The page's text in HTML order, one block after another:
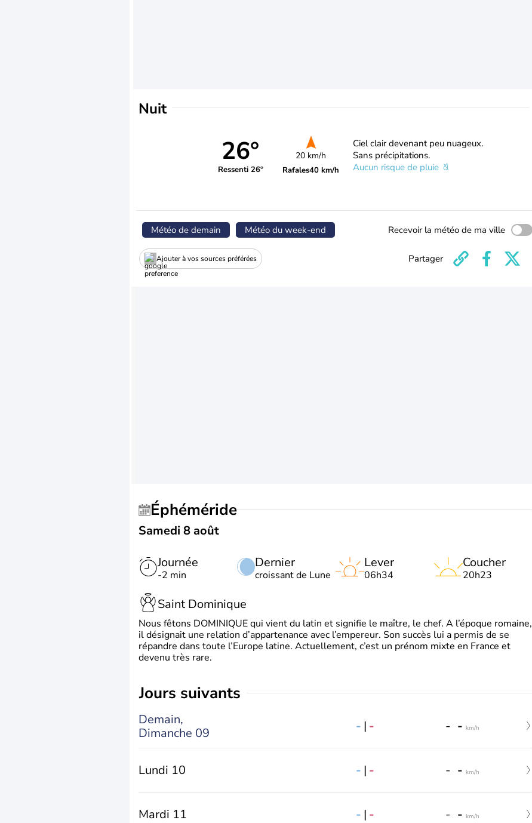
Nuit
26°
Ressenti 26°
20 km/h
Rafales40 km/h
Ciel clair devenant peu nuageux.
Sans précipitations.
Aucun risque de pluie
Météo de demain Météo du week-end Recevoir la météo de ma ville
Ajouter à vos sources préférées Partager
Éphéméride
Samedi 8 août
Journée
-2 min
Dernier
croissant de Lune
Lever
06h34
Coucher
20h23
Saint Dominique
Nous fêtons DOMINIQUE qui vient du latin et signifie le maître, le chef. A l’époque romaine,
il désignait une relation d’appartenance avec l’empereur. Son succès lui a permis de se
répandre dans toute l’Europe latine. Actuellement, c’est un prénom mixte en France et
devenu très rare.
jours suivants
Demain,
Dimanche 09
- | - - - km/h
Lundi 10 - | - - - km/h
Mardi 11 - | - - - km/h